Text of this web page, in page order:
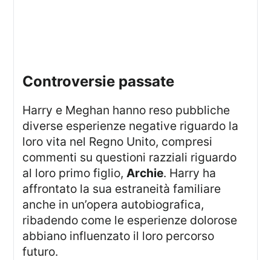
Controversie passate
Harry e Meghan hanno reso pubbliche
diverse esperienze negative riguardo la
loro vita nel Regno Unito, compresi
commenti su questioni razziali riguardo
al loro primo figlio,Archie. Harry ha
affrontato la sua estraneità familiare
anche in un’opera autobiografica,
ribadendo come le esperienze dolorose
abbiano influenzato il loro percorso
futuro.